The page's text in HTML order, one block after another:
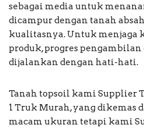
sebagai media untuk
dicampur dengan tanah
kualitasnya. Untuk menjaga
produk, progres
dijalankan dengan hati-hati.
Tanah topsoil kami Supplier
1 Truk Murah, yang dikemas
macam ukuran tetapi kami